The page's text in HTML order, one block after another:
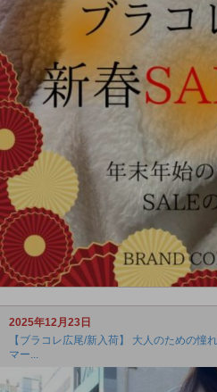
2025年12月23日
【ブラコレ広尾/新入荷】 大人のための憧
マー...